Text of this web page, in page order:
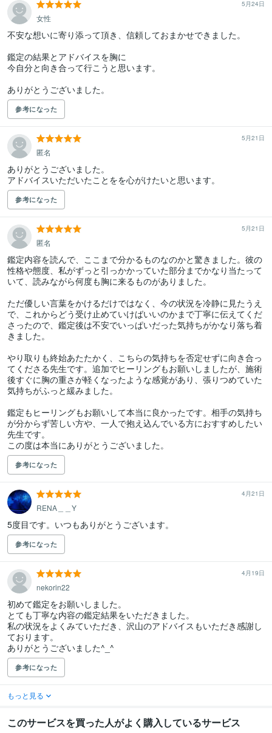
5月24日
女性
不安な想いに寄り添って頂き、信頼しておまかせできました。
鑑定の結果とアドバイスを胸に
今自分と向き合って行こうと思います。
ありがとうございました。
参考になった
5月21日
匿名
ありがとうございました。
アドバイスいただいたことをを心がけたいと思います。
参考になった
5月21日
匿名
鑑定内容を読んで、ここまで分かるものなのかと驚きました。彼の
性格や態度、私がずっと引っかかっていた部分までかなり当たって
いて、読みながら何度も胸に来るものがありました。
ただ優しい言葉をかけるだけではなく、今の状況を冷静に見たうえ
で、これからどう受け止めていけばいいのかまで丁寧に伝えてくだ
さったので、鑑定後は不安でいっぱいだった気持ちがかなり落ち着
きました。
やり取りも終始あたたかく、こちらの気持ちを否定せずに向き合っ
てくださる先生です。追加でヒーリングもお願いしましたが、施術
後すぐに胸の重さが軽くなったような感覚があり、張りつめていた
気持ちがふっと緩みました。
鑑定もヒーリングもお願いして本当に良かったです。相手の気持ち
が分からず苦しい方や、一人で抱え込んでいる方におすすめしたい
先生です。
この度は本当にありがとうございました。
参考になった
4月21日
RENA＿＿Y
5度目です。いつもありがとうございます。
参考になった
4月19日
nekorin22
初めて鑑定をお願いしました。
とても丁寧な内容の鑑定結果をいただきました。
私の状況をよくみていただき、沢山のアドバイスもいただき感謝し
ております。
ありがとうございました^_^
参考になった
もっと見る
このサービスを買った人がよく購入しているサービス